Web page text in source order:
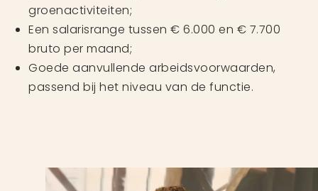
groenactiviteiten;
Een salarisrange tussen € 6.000 en € 7.700
bruto per maand;
Goede aanvullende arbeidsvoorwaarden,
passend bij het niveau van de functie.